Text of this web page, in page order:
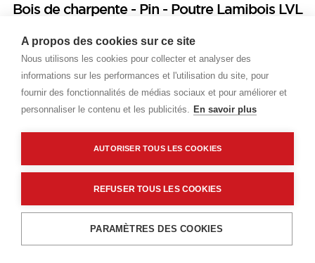
A propos des cookies sur ce site
Nous utilisons les cookies pour collecter et analyser des
informations sur les performances et l'utilisation du site, pour
fournir des fonctionnalités de médias sociaux et pour améliorer et
personnaliser le contenu et les publicités. En savoir plus
AUTORISER TOUS LES COOKIES
REFUSER TOUS LES COOKIES
PARAMÈTRES DES COOKIES
Bois de charpente - Pin - Poutre Lamibois LVL
mm - Longueur : 13000 mm
Prix public
Plus 1,56 € d'éco-part. DEEE
2 713,58 €TTC/M3
Livraison standard Sur commande
Ajouter au panier